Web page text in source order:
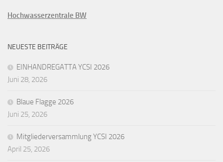
Hochwasserzentrale BW
NEUESTE BEITRÄGE
EINHANDREGATTA YCSI 2026
Juni 28, 2026
Blaue Flagge 2026
Juni 25, 2026
Mitgliederversammlung YCSI 2026
April 25, 2026